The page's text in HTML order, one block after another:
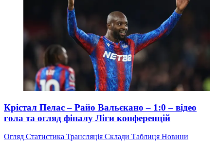
Крістал Пелас – Райо Вальєкано – 1:0 – відео
гола та огляд фіналу Ліги конференцій
Огляд Статистика Трансляція Склади Таблиця Новини